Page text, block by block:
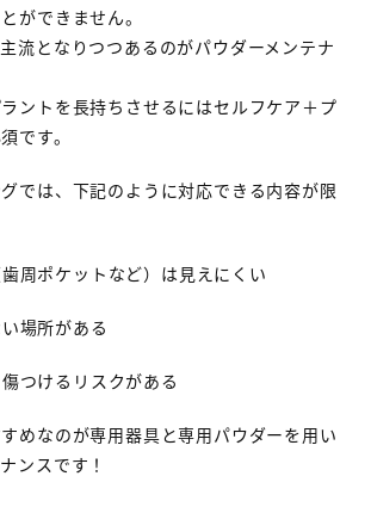
ができません。
流となりつつあるのがパウダーメンテナ
ントを長持ちさせるにはセルフケア＋プ
です。
では、下記のように対応できる内容が限
周ポケットなど）は見えにくい
場所がある
つけるリスクがある
めなのが専用器具と専用パウダーを用い
ンスです！